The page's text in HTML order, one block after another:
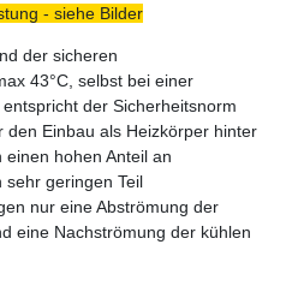
- siehe Bilder
der sicheren
43°C, selbst bei einer
der Sicherheitsnorm
den Einbau als Heizkörper hinter
hohen Anteil an
sehr geringen Teil
nur eine Abströmung der
eine Nachströmung der kühlen